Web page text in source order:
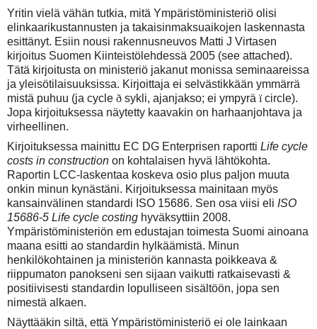
Yritin vielä vähän tutkia, mitä Ympäristöministeriö olisi
elinkaarikustannusten ja takaisinmaksuaikojen laskennasta
esittänyt. Esiin nousi rakennusneuvos Matti J Virtasen
kirjoitus Suomen Kiinteistölehdessä 2005 (see attached).
Tätä kirjoitusta on ministeriö jakanut monissa seminaareissa
ja yleisötilaisuuksissa. Kirjoittaja ei selvästikkään ymmärrä
mistä puhuu (ja cycle ð sykli, ajanjakso; ei ympyrä ïcircle).
Jopa kirjoituksessa näytetty kaavakin on harhaanjohtava ja
virheellinen.
Kirjoituksessa mainittu EC DG Enterprisen raportti Life cycle
costs in construction on kohtalaisen hyvä lähtökohta.
Raportin LCC-laskentaa koskeva osio plus paljon muuta
onkin minun kynästäni. Kirjoituksessa mainitaan myös
kansainvälinen standardi ISO 15686. Sen osa viisi eli ISO
15686-5 Life cycle costing hyväksyttiin 2008.
Ympäristöministeriön em edustajan toimesta Suomi ainoana
maana esitti ao standardin hylkäämistä. Minun
henkilökohtainen ja ministeriön kannasta poikkeava &
riippumaton panokseni sen sijaan vaikutti ratkaisevasti &
positiivisesti standardin lopulliseen sisältöön, jopa sen
nimestä alkaen.
Näyttääkin siltä, että Ympäristöministeriö ei ole lainkaan